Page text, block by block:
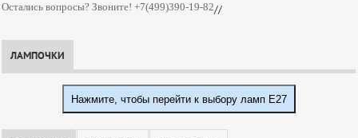
Остались вопросы? Звоните! +7(499)390-19-82//
ЛАМПОЧКИ
Нажмите, чтобы перейти к выбору ламп E27